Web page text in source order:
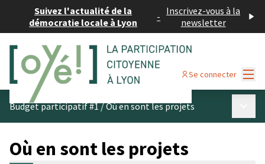
Suivez l'actualité de la
démocratie locale à Lyon
- Inscrivez-vous à la
newsletter
Se connecter
Budget participatif #1/Où en sont les projets
Où en sont les projets